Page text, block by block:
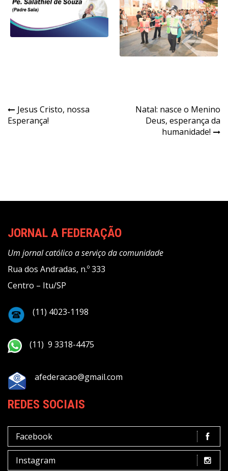
Navegação
de
Jesus Cristo, nossa
Esperança!
Natal: nasce o Menino
Deus, esperança da
humanidade!
JORNAL A FEDERAÇÃO
Um jornal católico a serviço da comunidade
Rua dos Andradas, n.º 333
Centro – Itu/SP
(11) 4023-1198
(11) 9 3318-4475
afederacao@gmail.com
REDES SOCIAIS
Facebook
Instagram